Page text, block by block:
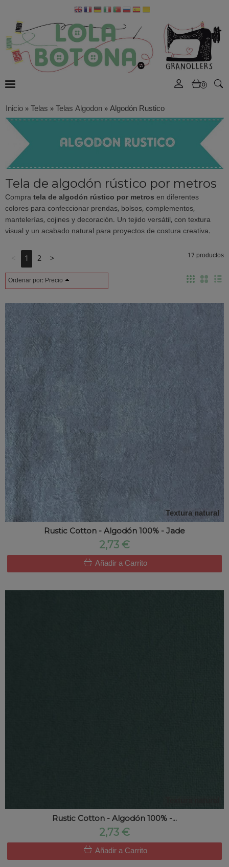
0
Inicio»Telas »Telas Algodon»Algodón Rustico
Tela de algodón rústico por metros
Compratela de algodón rústico por metros en diferentes
colores para confeccionar prendas, bolsos, complementos,
mantelerías, cojines y decoración. Un tejido versátil, con textura
visual y un acabado natural para proyectos de costura creativa.
1 2 > 17 productos
Ordenar por: Precio
Textura natural
Rustic Cotton - Algodón 100% - Jade
2,73 €
Añadir a Carrito
Rustic Cotton - Algodón 100% -...
2,73 €
Añadir a Carrito